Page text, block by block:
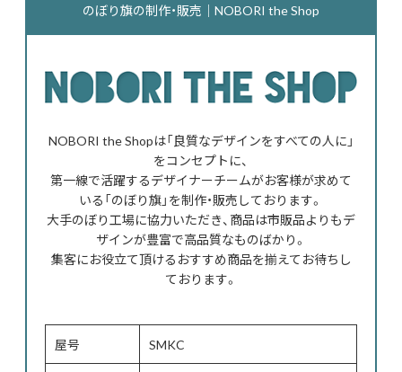
のぼり旗の制作・販売｜NOBORI the Shop
NOBORI the Shopは「良質なデザインをすべての人に」
をコンセプトに、
第一線で活躍するデザイナーチームがお客様が求めて
いる「のぼり旗」を制作・販売しております。
大手のぼり工場に協力いただき、商品は市販品よりもデ
ザインが豊富で高品質なものばかり。
集客にお役立て頂けるおすすめ商品を揃えてお待ちし
ております。
屋号 SMKC